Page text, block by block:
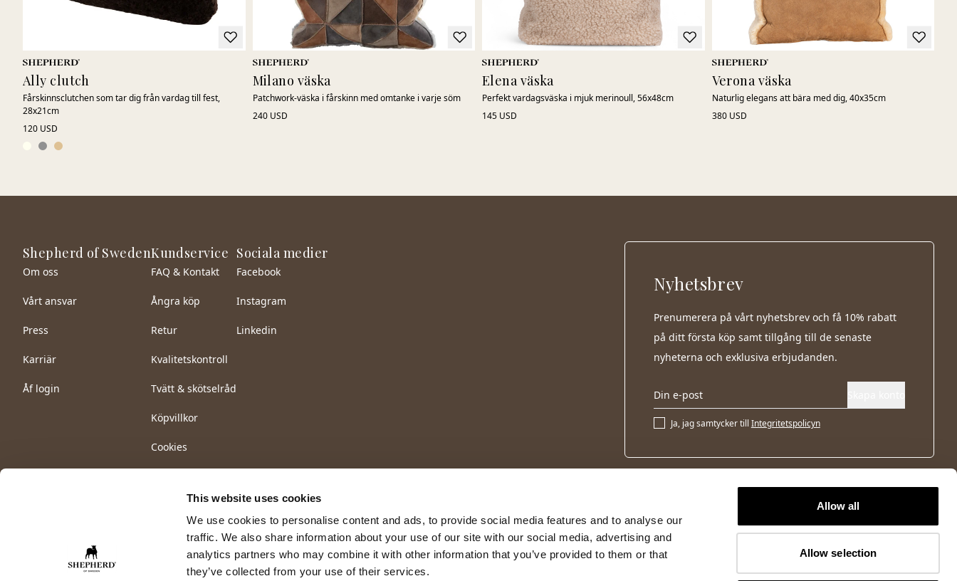
This website uses cookies
We use cookies to personalise content and ads, to provide social media features and to analyse our
traffic. We also share information about your use of our site with our social media, advertising and
analytics partners who may combine it with other information that you’ve provided to them or that
they’ve collected from your use of their services.
Allow all
Allow selection
Ally clutch
Fårskinnsclutchen som tar dig från vardag till fest,
28x21cm
120 USD
Milano väska
Patchwork-väska i fårskinn med omtanke i varje söm
240 USD
Elena väska
Perfekt vardagsväska i mjuk merinoull, 56x48cm
145 USD
Verona väska
Naturlig elegans att bära med dig, 40x35cm
380 USD
Shepherd of Sweden
Om oss
Vårt ansvar
Press
Karriär
Åf login
Kundservice
FAQ & Kontakt
Ångra köp
Retur
Kvalitetskontroll
Tvätt & skötselråd
Köpvillkor
Cookies
Sociala medier
Facebook
Instagram
Linkedin
Nyhetsbrev
Prenumerera på vårt nyhetsbrev och få 10% rabatt
på ditt första köp samt tillgång till de senaste
nyheterna och exklusiva erbjudanden.
Ja, jag samtycker till Integritetspolicyn